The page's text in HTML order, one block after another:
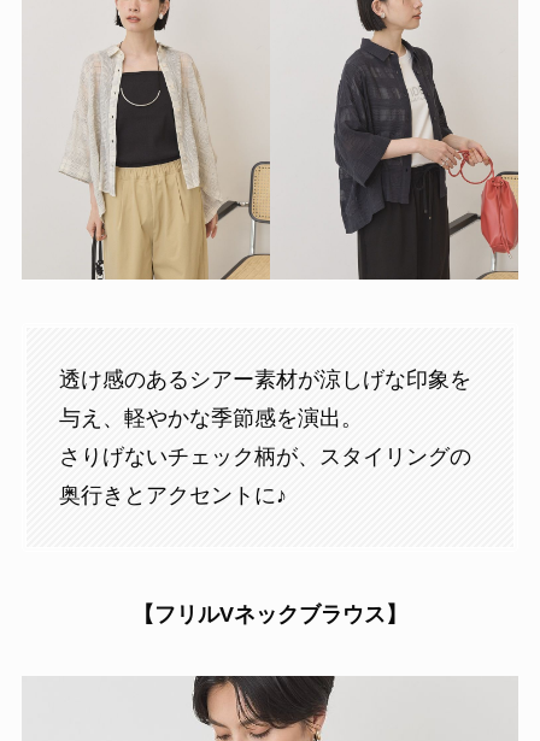
透け感のあるシアー素材が涼しげな印象を
与え、軽やかな季節感を演出。
さりげないチェック柄が、スタイリングの
奥行きとアクセントに♪
【フリルVネックブラウス】